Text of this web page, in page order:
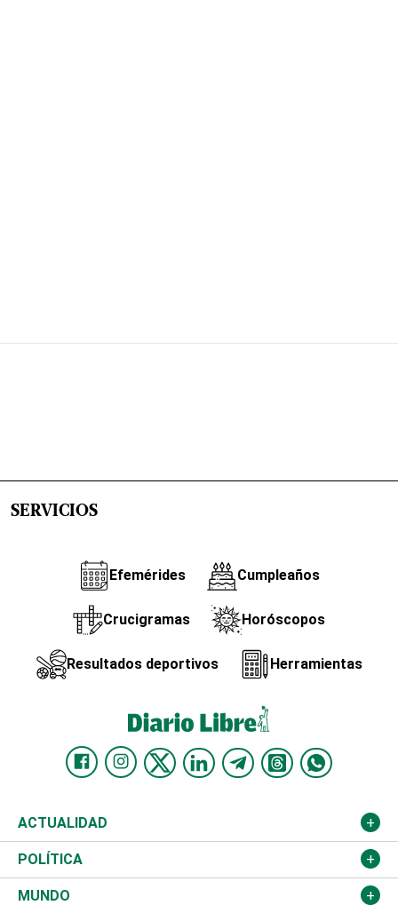
SERVICIOS
Efemérides Cumpleaños
Crucigramas Horóscopos
Resultados deportivos Herramientas
ACTUALIDAD
Nacional
Ciudad
POLÍTICA
Partidos
MUNDO